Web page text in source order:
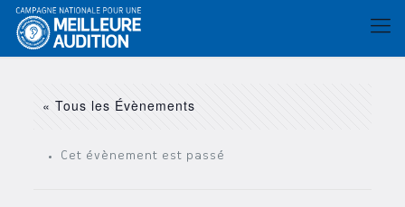
« Tous les Évènements
Cet évènement est passé